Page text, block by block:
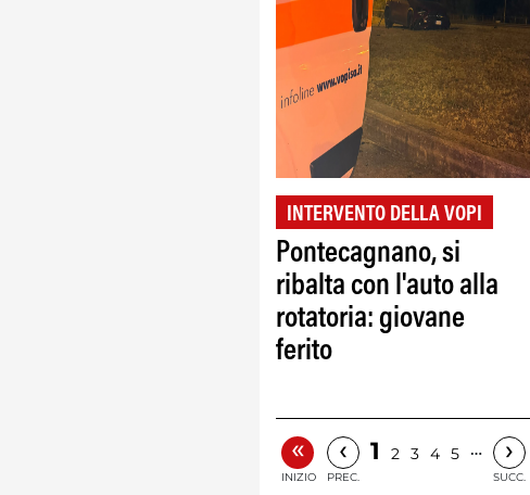
INTERVENTO DELLA VOPI
Pontecagnano, si
ribalta con l'auto alla
rotatoria: giovane
ferito
«
INIZIO
‹
PREC.
1 2 3 4 5 … ›
SUCC.